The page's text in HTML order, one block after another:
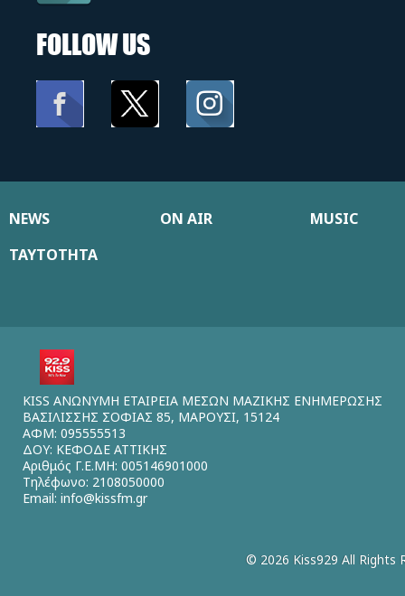
FOLLOW US
NEWS ON AIR
MUSIC
ΤΑΥΤΟΤΗΤΑ
KISS ΑΝΩΝΥΜΗ ΕΤΑΙΡΕΙΑ ΜΕΣΩΝ ΜΑΖΙΚΗΣ ΕΝΗΜΕΡΩΣΗΣ
ΒΑΣΙΛΙΣΣΗΣ ΣΟΦΙΑΣ 85, ΜΑΡΟΥΣΙ, 15124
ΑΦΜ: 095555513
ΔΟΥ: ΚΕΦΟΔΕ ΑΤΤΙΚΗΣ
Αριθμός Γ.Ε.ΜΗ: 005146901000
Τηλέφωνο: 2108050000
Email: info@kissfm.gr
© 2026 Kiss929 All Rights